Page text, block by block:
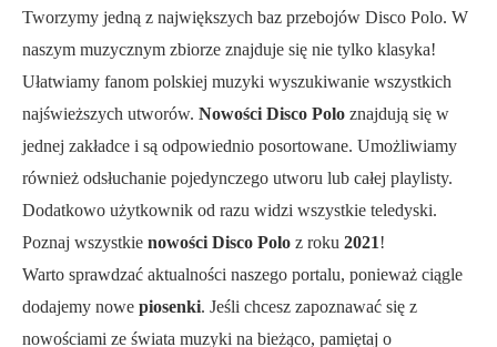
Tworzymy jedną z największych baz przebojów Disco Polo. W
naszym muzycznym zbiorze znajduje się nie tylko klasyka!
Ułatwiamy fanom polskiej muzyki wyszukiwanie wszystkich
najświeższych utworów. Nowości Disco Polo znajdują się w
jednej zakładce i są odpowiednio posortowane. Umożliwiamy
również odsłuchanie pojedynczego utworu lub całej playlisty.
Dodatkowo użytkownik od razu widzi wszystkie teledyski.
Poznaj wszystkie nowości Disco Polo z roku 2021!
Warto sprawdzać aktualności naszego portalu, ponieważ ciągle
dodajemy nowe piosenki. Jeśli chcesz zapoznawać się z
nowościami ze świata muzyki na bieżąco, pamiętaj o